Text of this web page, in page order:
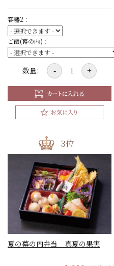
容器2：
ご飯(幕の内)：
数量: - +
夏の幕の内弁当 真夏の果実